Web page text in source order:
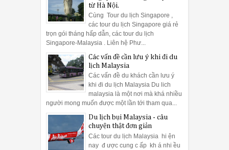
từ Hà Nội.
Cùng Tour du lịch Singapore ,
các tour du lịch Singapore giá rẻ
trọn gói tháng hấp dẫn, các tour du lịch
Singapore-Malaysia . Liên hệ Phư...
Các vấn đề cần lưu ý khi đi du
lịch Malaysia
Các vấn đề du khách cần lưu ý
khi đi du lịch Malaysia Du lich
malaysia là một nơi mà khá nhiều
người mong muốn được một lần tới tham qua...
Du lịch bụi Malaysia - câu
chuyện thật đơn giản
Các tour du lịch Malaysia hi ện
nay đ ược cung c ấp kh á nhi ều